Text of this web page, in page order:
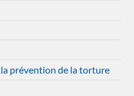
prévention de la torture